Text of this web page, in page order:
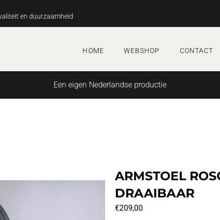
en duurzaamheid
HOME WEBSHOP CONTACT
Een eigen Nederlandse productie
ARMSTOEL
DRAAIBAAR
€209,00